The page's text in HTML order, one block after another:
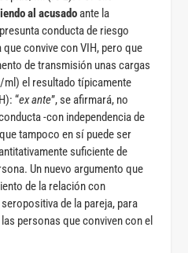
al acusadoante la
conducta de riesgo
convive con VIH, pero que
de transmisión unas cargas
el resultado típicamente
“ex ante”, se afirmará, no
-con independencia de
tampoco en sí puede ser
suficiente de
Un nuevo argumento que
de la relación con
de la pareja, para
personas que conviven con el